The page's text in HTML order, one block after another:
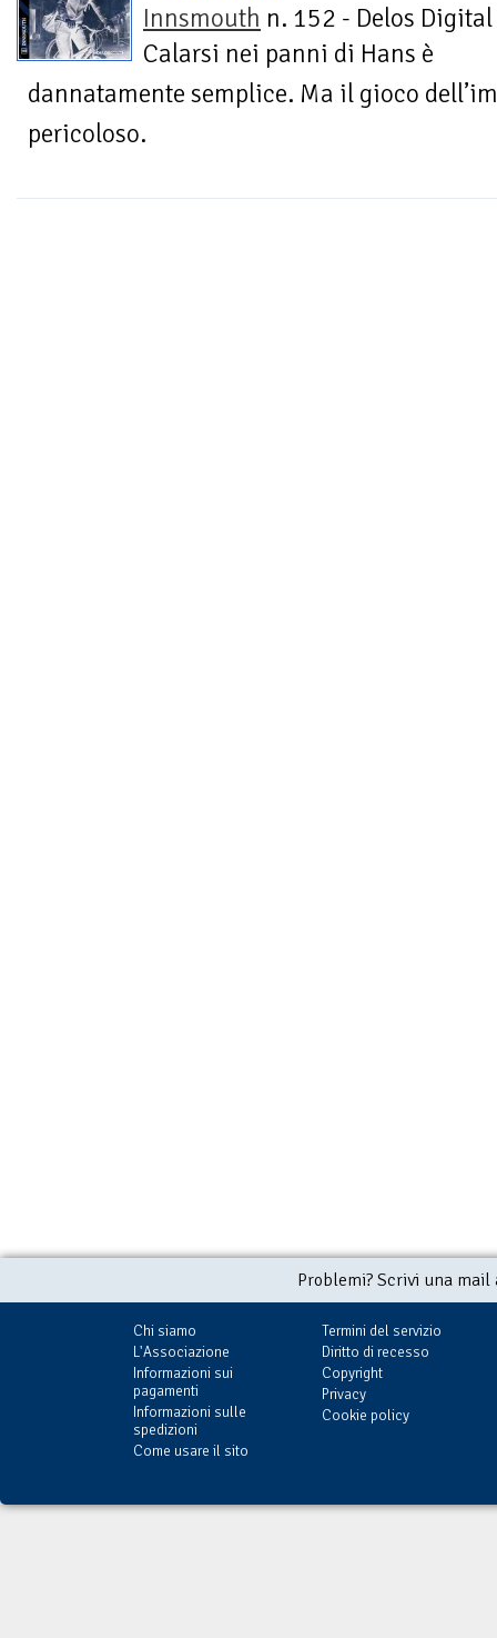
Innsmouth n. 152 - Delos Digital
Calarsi nei panni di Hans è
dannatamente semplice. Ma il gioco
pericoloso.
Problemi? Scrivi una
Chi siamo
L'Associazione
Informazioni sui
pagamenti
Informazioni sulle
spedizioni
Come usare il sito
Termini del servizio
Diritto di recesso
Copyright
Privacy
Cookie policy